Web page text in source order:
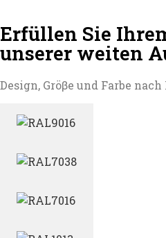
Erfüllen Sie
unserer weiten
Design, Gröβe und Farbe